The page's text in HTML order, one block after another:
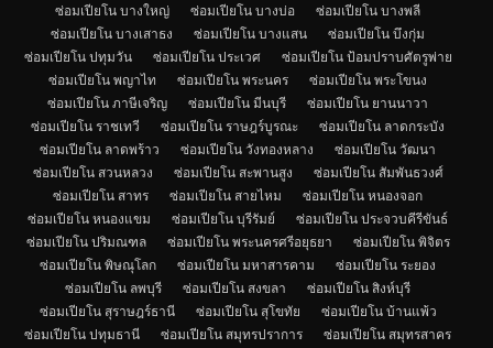
ซ่อมเปียโน บางใหญ่
ซ่อมเปียโน บางบ่อ
ซ่อมเปียโน บางพลี
ซ่อมเปียโน บางเสาธง
ซ่อมเปียโน บางแสน
ซ่อมเปียโน บึงกุ่ม
ซ่อมเปียโน ปทุมวัน
ซ่อมเปียโน ประเวศ
ซ่อมเปียโน ป้อมปราบศัตรูพ่าย
ซ่อมเปียโน พญาไท
ซ่อมเปียโน พระนคร
ซ่อมเปียโน พระโขนง
ซ่อมเปียโน ภาษีเจริญ
ซ่อมเปียโน มีนบุรี
ซ่อมเปียโน ยานนาวา
ซ่อมเปียโน ราชเทวี
ซ่อมเปียโน ราษฎร์บูรณะ
ซ่อมเปียโน ลาดกระบัง
ซ่อมเปียโน ลาดพร้าว
ซ่อมเปียโน วังทองหลาง
ซ่อมเปียโน วัฒนา
ซ่อมเปียโน สวนหลวง
ซ่อมเปียโน สะพานสูง
ซ่อมเปียโน สัมพันธวงศ์
ซ่อมเปียโน สาทร
ซ่อมเปียโน สายไหม
ซ่อมเปียโน หนองจอก
ซ่อมเปียโน หนองแขม
ซ่อมเปียโน บุรีรัมย์
ซ่อมเปียโน ประจวบคีรีขันธ์
ซ่อมเปียโน ปริมณฑล
ซ่อมเปียโน พระนครศรีอยุธยา
ซ่อมเปียโน พิจิตร
ซ่อมเปียโน พิษณุโลก
ซ่อมเปียโน มหาสารคาม
ซ่อมเปียโน ระยอง
ซ่อมเปียโน ลพบุรี
ซ่อมเปียโน สงขลา
ซ่อมเปียโน สิงห์บุรี
ซ่อมเปียโน สุราษฎร์ธานี
ซ่อมเปียโน สุโขทัย
ซ่อมเปียโน บ้านแพ้ว
ซ่อมเปียโน ปทุมธานี
ซ่อมเปียโน สมุทรปราการ ซ่อมเปียโน สมุทรสาคร